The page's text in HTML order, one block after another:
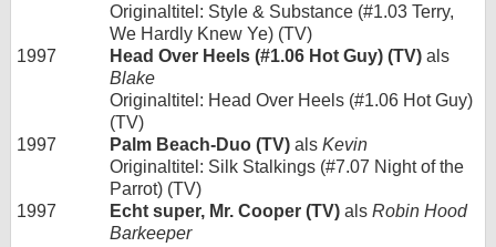
Originaltitel: Style & Substance (#1.03 Terry,
We Hardly Knew Ye) (TV)
1997
Head Over Heels (#1.06 Hot Guy) (TV) als
Blake
Originaltitel: Head Over Heels (#1.06 Hot Guy)
(TV)
1997
Palm Beach-Duo (TV) als Kevin
Originaltitel: Silk Stalkings (#7.07 Night of the
Parrot) (TV)
1997
Echt super, Mr. Cooper (TV) als Robin Hood
Barkeeper